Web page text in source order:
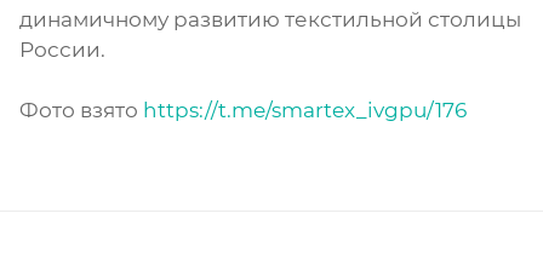
динамичному развитию текстильной столицы
России.
Фото взято https://t.me/smartex_ivgpu/176